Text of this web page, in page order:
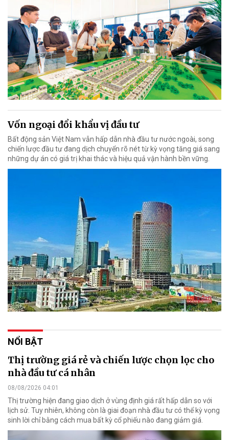
Vốn ngoại đổi khẩu vị đầu tư
Bất động sản Việt Nam vẫn hấp dẫn nhà đầu tư nước ngoài, song
chiến lược đầu tư đang dịch chuyển rõ nét từ kỳ vọng tăng giá sang
những dự án có giá trị khai thác và hiệu quả vận hành bền vững.
NỔI BẬT
Thị trường giá rẻ và chiến lược chọn lọc cho
nhà đầu tư cá nhân
08/08/2026 04:01
Thị trường hiện đang giao dịch ở vùng định giá rất hấp dẫn so với
lịch sử. Tuy nhiên, không còn là giai đoạn nhà đầu tư có thể kỳ vọng
sinh lời chỉ bằng cách mua bất kỳ cổ phiếu nào đang giảm giá.